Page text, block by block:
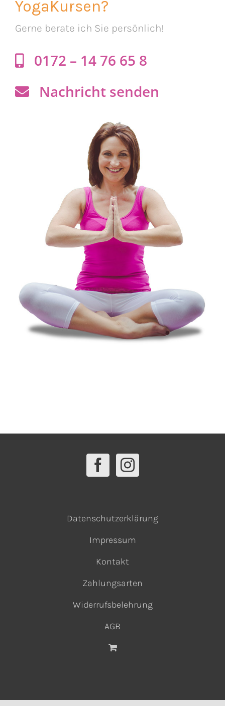
YogaKursen?
Gerne berate ich Sie persönlich!
0172 – 14 76 65 8
Nachricht senden
Datenschutzerklärung
Impressum
Kontakt
Zahlungsarten
Widerrufsbelehrung
AGB